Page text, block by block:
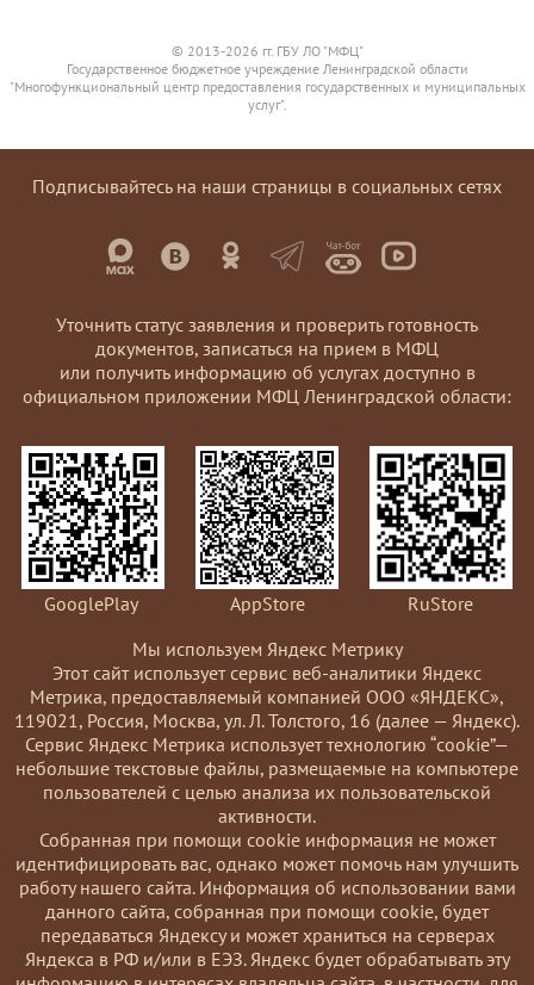
© 2013-2026 гг. ГБУ ЛО "МФЦ"
Государственное бюджетное учреждение Ленинградской области
"Многофункциональный центр предоставления государственных и муниципальных
услуг".
Подписывайтесь на наши страницы в социальных сетях
Уточнить статус заявления и проверить готовность
документов, записаться на прием в МФЦ
или получить информацию об услугах доступно в
официальном приложении МФЦ Ленинградской области:
GooglePlay AppStore
RuStore
Мы используем Яндекс Метрику
Этот сайт использует сервис веб-аналитики Яндекс
Метрика, предоставляемый компанией ООО «ЯНДЕКС»,
119021, Россия, Москва, ул. Л. Толстого, 16 (далее — Яндекс).
Сервис Яндекс Метрика использует технологию “cookie”—
небольшие текстовые файлы, размещаемые на компьютере
пользователей с целью анализа их пользовательской
активности.
Coбранная при помощи cookie информация не может
идентифицировать вас, однако может помочь нам улучшить
работу нашего сайта. Информация об использовании вами
данного сайта, собранная при помощи cookie, будет
передаваться Яндексу и может храниться на серверах
Яндекса в РФ и/или в ЕЭЗ. Яндекс будет обрабатывать эту